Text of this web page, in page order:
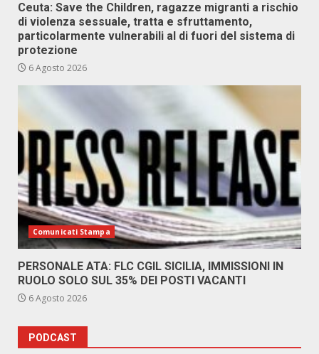
Ceuta: Save the Children, ragazze migranti a rischio
di violenza sessuale, tratta e sfruttamento,
particolarmente vulnerabili al di fuori del sistema di
protezione
6 Agosto 2026
Comunicati Stampa
PERSONALE ATA: FLC CGIL SICILIA, IMMISSIONI IN
RUOLO SOLO SUL 35% DEI POSTI VACANTI
6 Agosto 2026
PODCAST